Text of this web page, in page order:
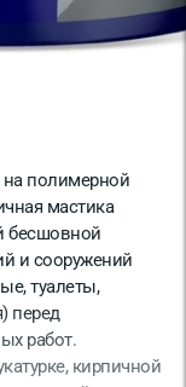
на полимерной
мастика
бесшовной
и сооружений
туалеты,
перед
работ.
кирпичной